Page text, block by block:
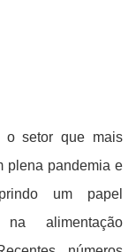
o setor que mais
plena pandemia e
um papel
na alimentação